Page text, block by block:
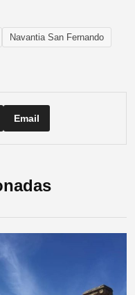
Navantia San Fernando
Email